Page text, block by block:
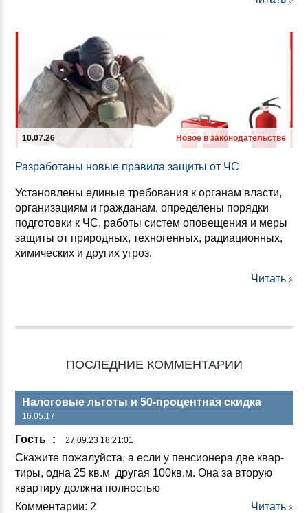
10.07.26 Новое в законодательстве
Раз­ра­бо­та­ны но­вые пра­ви­ла за­щи­ты от ЧС
Установлены единые требования к органам власти,
организациям и гражданам, определены порядки
подготовки к ЧС, работы систем оповещения и меры
защиты от природных, техногенных, радиационных,
химических и других угроз.
Читать
ПОСЛЕДНИЕ КОММЕНТАРИИ
Налоговые льготы и 50-процентная скидка
16.05.17
Гость_: 27.09.23 18:21:01
Ска­жи­те по­жа­луй­ста, а ес­ли у пен­си­оне­ра две квар­
ти­ры, од­на 25 кв.м дру­гая 100кв.м. Она за вто­рую
квар­ти­ру дол­жна пол­ностью
Комментарии: 2
Читать